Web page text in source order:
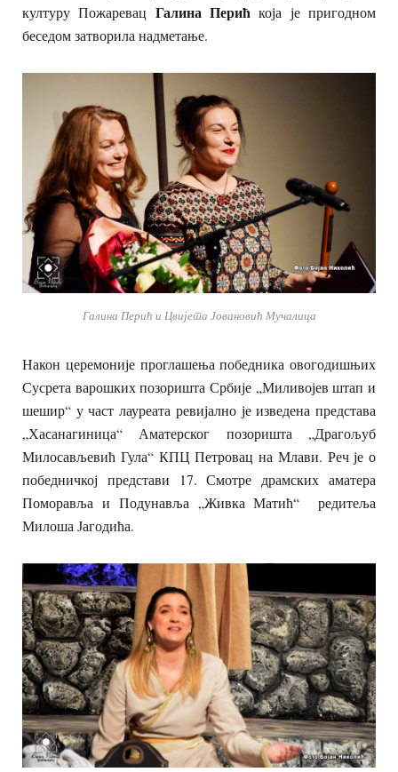
културу Пожаревац Галина Перић која је пригодном
беседом затворила надметање.
Галина Перић и Цвијета Јовановић Мучалица
Након церемоније проглашења победника овогодишњих
Сусрета варошких позоришта Србије „Миливојев штап и
шешир“ у част лауреата ревијално је изведена представа
„Хасанагиница“ Аматерског позоришта „Драгољуб
Милосављевић Гула“ КПЦ Петровац на Млави. Реч је о
победничкој представи 17. Смотре драмских аматера
Поморавља и Подунавља „Живка Матић“ редитеља
Милоша Јагодића.